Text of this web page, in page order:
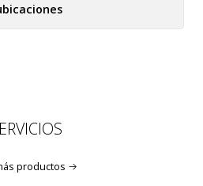
productos